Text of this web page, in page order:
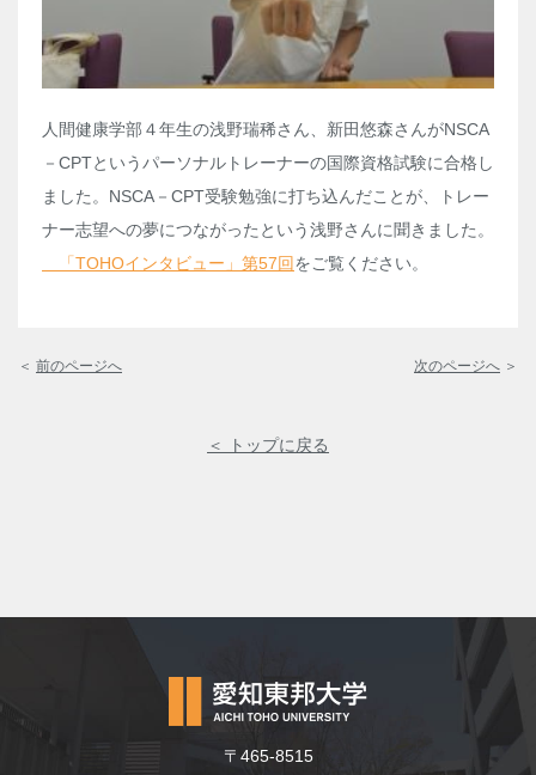
人間健康学部４年生の浅野瑞稀さん、新田悠森さんがNSCA
－CPTというパーソナルトレーナーの国際資格試験に合格し
ました。NSCA－CPT受験勉強に打ち込んだことが、トレー
ナー志望への夢につながったという浅野さんに聞きました。
「TOHOインタビュー」第57回をご覧ください。
＜ 前のページへ 次のページへ ＞
＜ トップに戻る
〒465-8515